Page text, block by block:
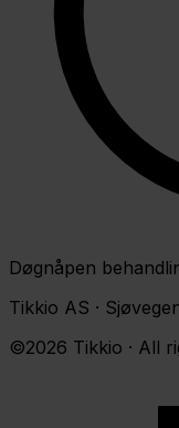
Døgnåpen
Tikkio AS ·
©2026 Tikkio · All